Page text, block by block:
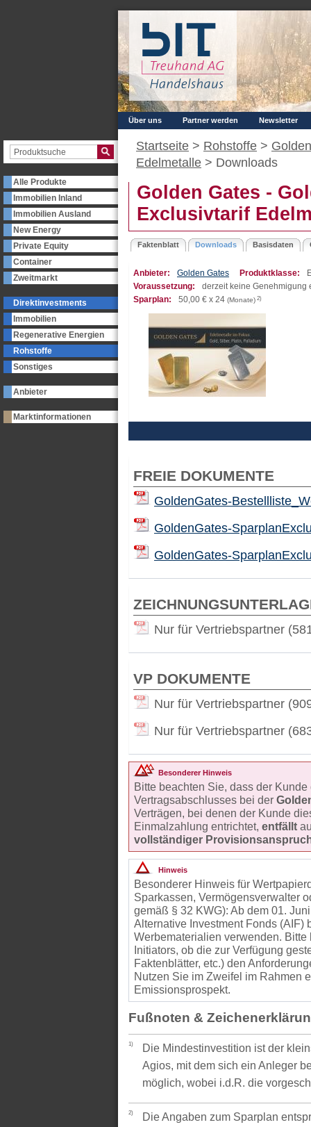
Alle Produkte
Immobilien Inland
Immobilien Ausland
New Energy
Private Equity
Container
Zweitmarkt
Direktinvestments
Immobilien
Regenerative Energien
Rohstoffe
Sonstiges
Anbieter
Marktinformationen
Über uns Partner werden Newsletter
Startseite > Rohstoffe >
Edelmetalle > Downloads
Golden Gates -
Exclusivtarif
Faktenblatt Downloads Basisdaten
Anbieter: Golden Gates Produktklasse:
Voraussetzung:
derzeit keine Genehmigung
Sparplan:
50,00 € x 24 (Monate) 2)
FREIE DOKUMENTE
GoldenGates-
GoldenGates-
GoldenGates-
Nur für Vertriebspartner
VP DOKUMENTE
Nur für Vertriebspartner
Nur für Vertriebspartner
Besonderer Hinweis
Bitte beachten Sie, dass der
Vertragsabschlusses bei der
Verträgen, bei denen der Kunde
Einmalzahlung entrichtet, entfällt
vollständiger
Hinweis
Besonderer Hinweis für
Sparkassen, Vermögensverwalter
gemäß § 32 KWG): Ab dem 01.
Alternative Investment Fonds (AIF)
Werbematerialien verwenden.
Initiators, ob die zur Verfügung
Faktenblätter, etc.) den
Nutzen Sie im Zweifel im Rahmen
Emissionsprospekt.
Fußnoten &
1)
Die Mindestinvestition ist der
Agios, mit dem sich ein Anleger
möglich, wobei i.d.R. die
2)
Die Angaben zum Sparplan